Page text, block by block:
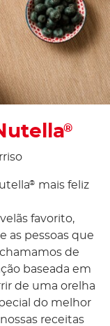
®
® mais feliz
favorito,
as pessoas que
de
baseada em
de uma orelha
do melhor
receitas